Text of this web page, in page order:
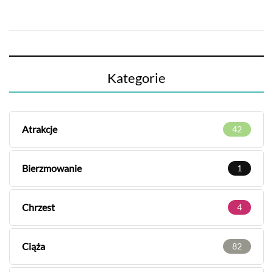
Kategorie
Atrakcje 42
Bierzmowanie 1
Chrzest 4
Ciąża 82